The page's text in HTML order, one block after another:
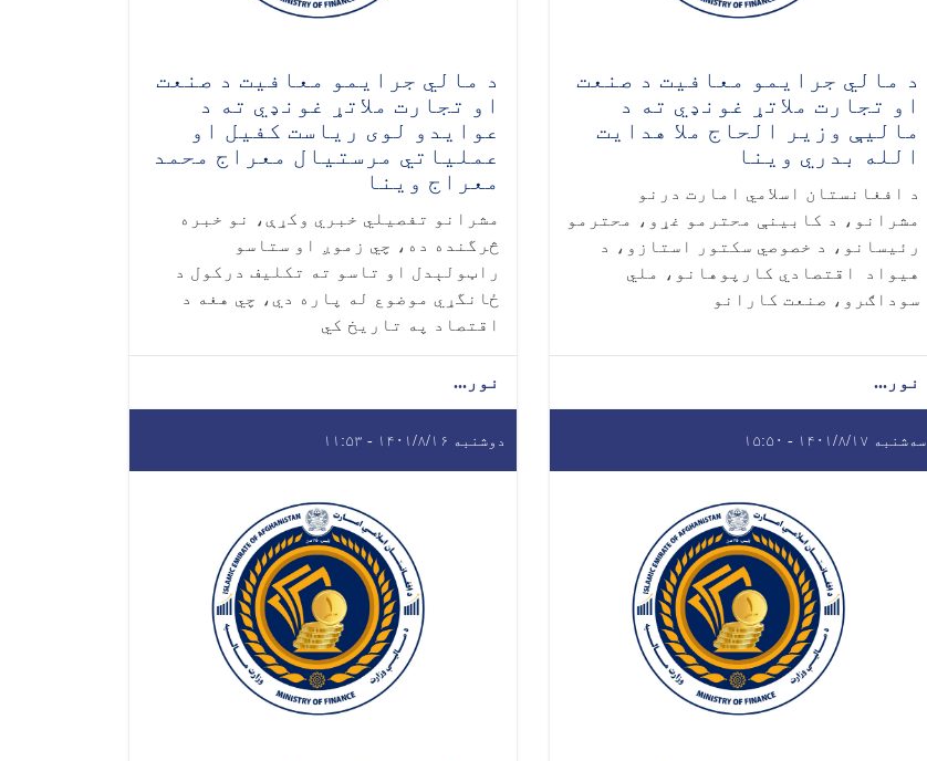
د مالي جرایمو معافیت د صنعت
او تجارت ملاتړ غونډي ته د
ماليې وزیر الحاج ملا هدایت
الله بدري وینا
د افغانستان اسلامي امارت درنو
مشرانو، د کابینې محترمو غړو، محترمو
رئیسانو، د خصوصي سکتور استازو، د
هیواد اقتصادي کارپوهانو، ملي
سوداګرو، صنعت کارانو
نور...
د مالي جرایمو معافیت د صنعت
او تجارت ملاتړ غونډي ته د
عوایدو لوی ریاست کفیل او
عملیاتي مرستیال معراج محمد
معراج وینا
مشرانو تفصیلي خبري وکړې، نو خبره
څرگنده ده، چي زموږ او ستاسو
راټولېدل او تاسو ته تکلیف درکول د
ځانگړي موضوع له پاره دي، چي هغه د
اقتصاد په تاریخ کي
نور...
سه‌شنبه ۱۴۰۱/۸/۱۷ - ۱۵:۵۰ دوشنبه ۱۴۰۱/۸/۱۶ - ۱۱:۵۳